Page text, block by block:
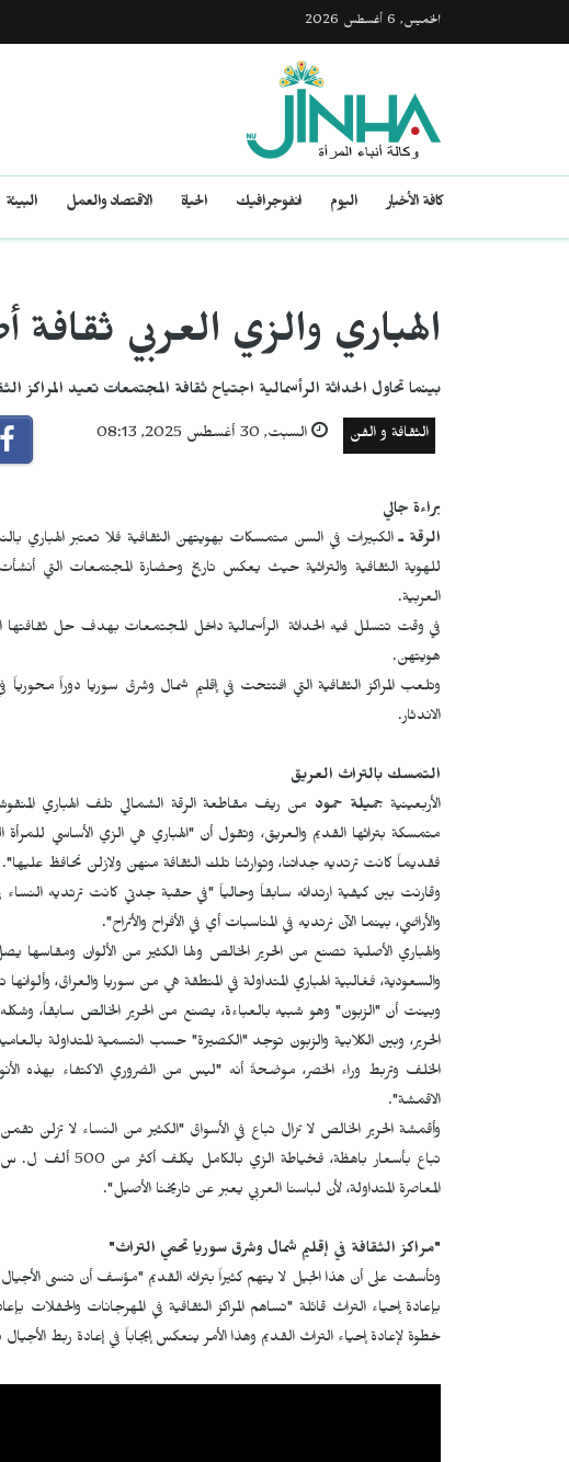
الخميس, 6 أغسطس 2026
كافة الأخبار اليوم انفوجرافيك الحياة الاقتصاد والعمل البيئة
الهباري والزي العربي ثقافة
بينما تحاول الحداثة الرأسمالية اجتياح ثقافة المجتمعات تعيد المراكز
الثقافة و الفن السبت, 30 أغسطس 2025, 08:13
براءة جالي
الرقة ـ الكبيرات في السن متمسكات بهويتهن الثقافية فلا تعتبر
للهوية الثقافية والتراثية حيث يعكس تاريخ وحضارة المجتمعات التي
العربية.
في وقت تتسلل فيه الحداثة الرأسمالية داخل المجتمعات بهدف حل ثقافتها
هويتهن.
وتلعب المراكز الثقافية التي افتتحت في إقليم شمال وشرق سوريا دوراً
الاندثار.
التمسك بالتراث العريق
الأربعينية جميلة حمود من ريف مقاطعة الرقة الشمالي تلف الهباري المنقوشة
متمسكة بتراثها القديم والعريق، وتقول أن "الهباري هي الزي الأساسي للمرأة
فقديماً كانت ترتديه جداتنا، وتوارثنا تلك الثقافة منهن ولازلن نحافظ عليها".
وقارنت بين كيفية ارتدائه سابقاً وحالياً "في حقبة جدتي كانت ترتديه النساء
والأراضي، بينما الآن نرتديه في المناسبات أي في الأفراح والأتراح".
والهباري الأصلية تصنع من الحرير الخالص ولها الكثير من الألوان
والسعودية، فغالبية الهباري المتداولة في المنطقة هي من سوريا والعراق،
وبينت أن "الزبون" وهو شبيه بالعباءة، يصنع من الحرير الخالص سابقاً،
الحرير، وبين الكلابية والزبون توجد "الكصيرة" حسب التسمية المتداولة
الخلف وتربط وراء الخصر، موضحةً أنه "ليس من الضروري الاكتفاء بهذه
الاقمشة".
وأقمشة الحرير الخالص لا تزال تباع في الأسواق "الكثير من النساء لا تزلن
تباع بأسعار باهظة،
المعاصرة المتداولة، لأن لباسنا العربي يعبر عن تاريخنا الأصيل".
"مراكز الثقافة في إقليم شمال وشرق سوريا تحمي التراث"
وتأسفت على أن هذا الجيل لا يتهم كثيراً بتراثه القديم "مؤسف أن تنسى الأجيال
بإعادة إحياء التراث قائلة "تساهم المراكز الثقافية في المهرجانات والحفلات
خطوة لإعادة إحياء التراث القديم وهذا الأمر ينعكس إيجاباً في إعادة ربط الأجيال